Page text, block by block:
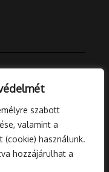
szabott
valamint a
(cookie) használunk.
hozzájárulhat a